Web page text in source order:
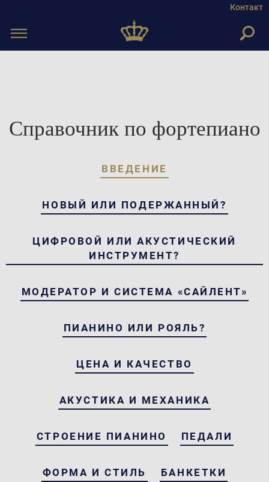
Контакт
Toggle
Справочник по фортепиано
ВВЕДЕНИЕ
НОВЫЙ ИЛИ ПОДЕРЖАННЫЙ?
ЦИФРОВОЙ ИЛИ АКУСТИЧЕСКИЙ
ИНСТРУМЕНТ?
МОДЕРАТОР И СИСТЕМА «САЙЛЕНТ»
ПИАНИНО ИЛИ РОЯЛЬ?
ЦЕНА И КАЧЕСТВО
АКУСТИКА И МЕХАНИКА
СТРОЕНИЕ ПИАНИНО ПЕДАЛИ
ФОРМА И СТИЛЬ БАНКЕТКИ